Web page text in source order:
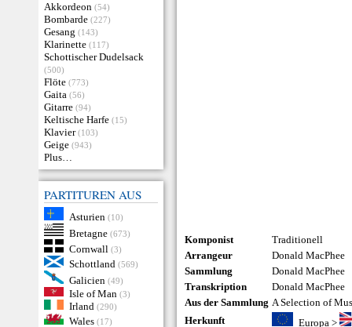
Akkordeon (54)
Bombarde (227)
Gesang (143)
Klarinette (117)
Schottischer Dudelsack
(500)
Flöte (773)
Gaita (56)
Gitarre (94)
Keltische Harfe (15)
Klavier (103)
Geige (943)
Plus…
PARTITUREN AUS
Asturien (10)
Bretagne (673)
Cornwall (3)
Schottland (569)
Galicien (49)
Isle of Man (3)
Irland (290)
Wales (17)
Komponist
Traditionell
Arrangeur
Donald MacPhee
Sammlung
Donald MacPhee
Transkription
Donald MacPhee
Aus der Sammlung A Selection of
Herkunft
Europa>